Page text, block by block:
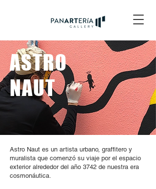
ASTRO
NAUT
Astro Naut es un artista urbano, graffitero y
muralista que comenzó su viaje por el espacio
exterior alrededor del año 3742 de nuestra era
cosmonáutica.